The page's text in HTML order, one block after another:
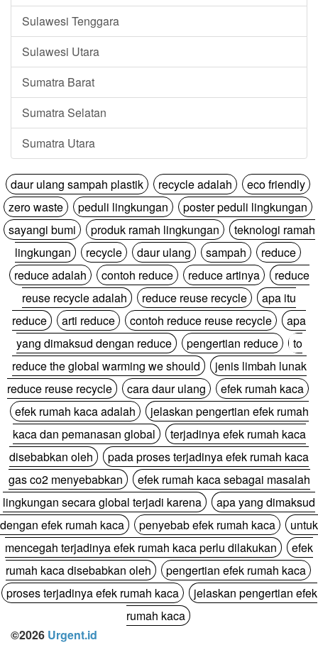
Sulawesi Tenggara
Sulawesi Utara
Sumatra Barat
Sumatra Selatan
Sumatra Utara
daur ulang sampah plastik recycle adalah
eco friendly
zero waste
peduli lingkungan
poster peduli lingkungan
sayangi bumi
produk ramah lingkungan
teknologi ramah
lingkungan
recycle daur ulang sampah
reduce
reduce adalah
contoh reduce reduce artinya
reduce
reuse recycle adalah
reduce reuse recycle
apa itu
reduce
arti reduce contoh reduce reuse recycle
apa
yang dimaksud dengan reduce
pengertian reduce
to
reduce the global warming we should
jenis limbah lunak
reduce reuse recycle
cara daur ulang
efek rumah kaca
efek rumah kaca adalah
jelaskan pengertian efek rumah
kaca dan pemanasan global
terjadinya efek rumah kaca
disebabkan oleh
pada proses terjadinya efek rumah kaca
gas co2 menyebabkan
efek rumah kaca sebagai masalah
lingkungan secara global terjadi karena
apa yang dimaksud
dengan efek rumah kaca
penyebab efek rumah kaca
untuk
mencegah terjadinya efek rumah kaca perlu dilakukan
efek
rumah kaca disebabkan oleh
pengertian efek rumah kaca
proses terjadinya efek rumah kaca
jelaskan pengertian efek
rumah kaca
©2026 Urgent.id